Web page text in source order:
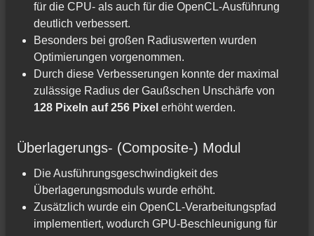
für die CPU- als auch für die OpenCL-Ausführung
deutlich verbessert.
Besonders bei großen Radiuswerten wurden
Optimierungen vorgenommen.
Durch diese Verbesserungen konnte der maximal
zulässige Radius der Gaußschen Unschärfe von
128 Pixeln auf 256 Pixel erhöht werden.
Überlagerungs- (Composite-) Modul
Die Ausführungsgeschwindigkeit des
Überlagerungsmoduls wurde erhöht.
Zusätzlich wurde ein OpenCL-Verarbeitungspfad
implementiert, wodurch GPU-Beschleunigung für